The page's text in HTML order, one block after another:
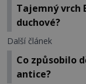
Tajemný vrch
duchové?
Další článek
Co způsobilo
antice?